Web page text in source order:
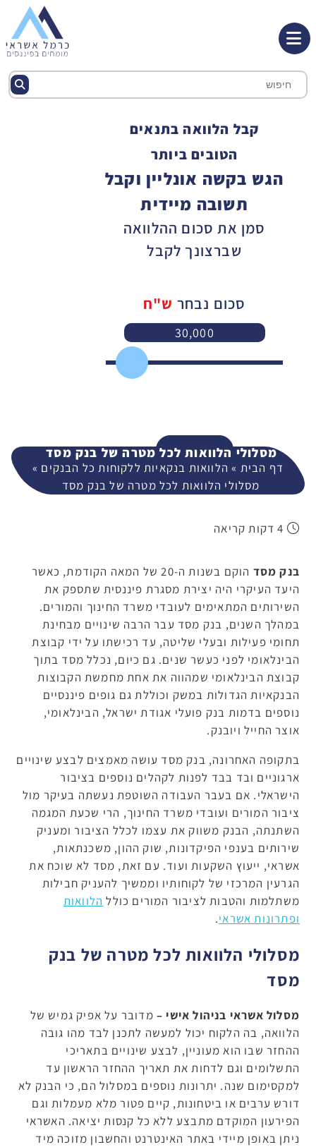
קבל הלוואה בתנאים
הטובים ביותר
הגש בקשה אונליין וקבל
תשובה מיידית
סמן את סכום ההלוואה
שברצונך לקבל
סכום נבחר ש"ח
30,000
המשך
מסלולי הלוואות לכל מטרה של בנק מסד ​
דף הבית » הלוואות בנקאיות ללקוחות כל הבנקים »
מסלולי הלוואות לכל מטרה של בנק מסד ​
בנק מסד
הוקם בשנות ה-20 של המאה הקודמת, כאשר
היעד העיקרי היה יצירת מסגרת פיננסית שתספק את
השירותים המתאימים לעובדי משרד החינוך והמורים.
במהלך השנים, בנק מסד עבר הרבה שינויים מבחינת
תחומי פעילות ובעלי שליטה, עד רכישתו על ידי קבוצת
הבינלאומי לפני כעשר שנים. גם כיום, נכלל מסד בתוך
קבוצת הבינלאומי שמהווה את אחת מחמשת הקבוצות
הבנקאיות הגדולות במשק וכוללת גם גופים פיננסיים
נוספים בדמות בנק פועלי אגודת ישראל, הבינלאומי,
אוצר החייל ויובנק.
בתקופה האחרונה, בנק מסד עושה מאמצים לבצע שינויים
ארגוניים ובד בבד לפנות לקהלים נוספים בציבור
הישראלי. אם בעבר העבודה השוטפת נעשתה בעיקר מול
ציבור המורים ועובדי משרד החינוך, הרי שכעת המגמה
השתנתה, הבנק משווק את עצמו לכלל הציבור ומעניק
שירותים בענפי הפיקדונות, שוק ההון, משכנתאות,
אשראי, ייעוץ השקעות ועוד. עם זאת, מסד לא שוכח את
הגרעין המרכזי של לקוחותיו וממשיך להעניק חבילות
משתלמות והטבות לציבור המורים כולל הלוואות
ופתרונות אשראי.
מסלולי הלוואות לכל מטרה של בנק
מסד
מסלול אשראי בניהול אישי – מדובר על אפיק גמיש של
הלוואה, בה הלקוח יכול למעשה לתכנן לבד מהו גובה
ההחזר שבו הוא מעוניין, לבצע שינויים בתאריכי
התשלומים וגם לדחות את תאריך ההחזר הראשון עד
למקסימום שנה. יתרונות נוספים במסלול הם, כי הבנק לא
דורש ערבים או ביטחונות, קיים פטור מלא מעמלות וגם
הפירעון המוקדם מתבצע ללא כל קנסות יציאה. האשראי
ניתן באופן מיידי באתר האינטרנט והחשבון מזוכה מיד